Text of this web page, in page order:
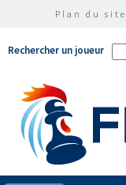
Plan du site
Rechercher un joueur